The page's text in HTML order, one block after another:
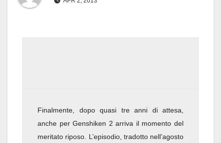
Finalmente, dopo quasi tre anni di attesa,
anche per Genshiken 2 arriva il momento del
meritato riposo. L’episodio, tradotto nell’agosto